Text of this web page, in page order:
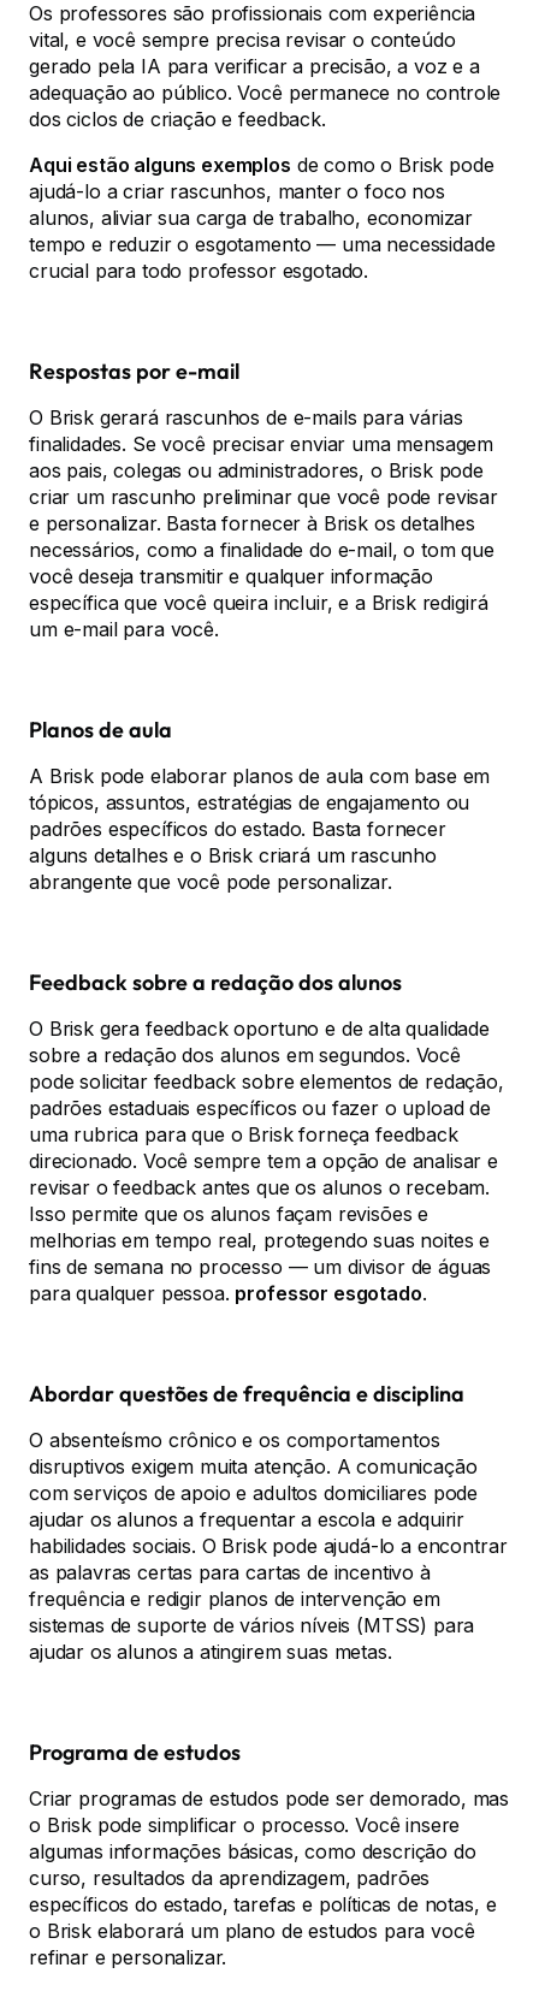
Os professores são profissionais com experiência
vital, e você sempre precisa revisar o conteúdo
gerado pela IA para verificar a precisão, a voz e a
adequação ao público. Você permanece no controle
dos ciclos de criação e feedback.
Aqui estão alguns exemplos de como o Brisk pode
ajudá-lo a criar rascunhos, manter o foco nos
alunos, aliviar sua carga de trabalho, economizar
tempo e reduzir o esgotamento — uma necessidade
crucial para todo professor esgotado.
Respostas por e-mail
O Brisk gerará rascunhos de e-mails para várias
finalidades. Se você precisar enviar uma mensagem
aos pais, colegas ou administradores, o Brisk pode
criar um rascunho preliminar que você pode revisar
e personalizar. Basta fornecer à Brisk os detalhes
necessários, como a finalidade do e-mail, o tom que
você deseja transmitir e qualquer informação
específica que você queira incluir, e a Brisk redigirá
um e-mail para você.
Planos de aula
A Brisk pode elaborar planos de aula com base em
tópicos, assuntos, estratégias de engajamento ou
padrões específicos do estado. Basta fornecer
alguns detalhes e o Brisk criará um rascunho
abrangente que você pode personalizar.
Feedback sobre a redação dos alunos
O Brisk gera feedback oportuno e de alta qualidade
sobre a redação dos alunos em segundos. Você
pode solicitar feedback sobre elementos de redação,
padrões estaduais específicos ou fazer o upload de
uma rubrica para que o Brisk forneça feedback
direcionado. Você sempre tem a opção de analisar e
revisar o feedback antes que os alunos o recebam.
Isso permite que os alunos façam revisões e
melhorias em tempo real, protegendo suas noites e
fins de semana no processo — um divisor de águas
para qualquer pessoa. professor esgotado.
Abordar questões de frequência e disciplina
O absenteísmo crônico e os comportamentos
disruptivos exigem muita atenção. A comunicação
com serviços de apoio e adultos domiciliares pode
ajudar os alunos a frequentar a escola e adquirir
habilidades sociais. O Brisk pode ajudá-lo a encontrar
as palavras certas para cartas de incentivo à
frequência e redigir planos de intervenção em
sistemas de suporte de vários níveis (MTSS) para
ajudar os alunos a atingirem suas metas.
Programa de estudos
Criar programas de estudos pode ser demorado, mas
o Brisk pode simplificar o processo. Você insere
algumas informações básicas, como descrição do
curso, resultados da aprendizagem, padrões
específicos do estado, tarefas e políticas de notas, e
o Brisk elaborará um plano de estudos para você
refinar e personalizar.